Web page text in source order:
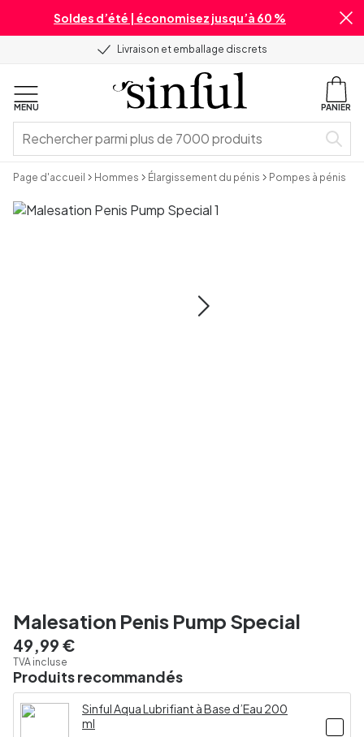
Soldes d’été | économisez jusqu’à 60 %
Livraison et emballage discrets
MENU PANIER
Page d'accueil Hommes Élargissement du pénis Pompes à pénis
Malesation Penis Pump Special
49,99 €
TVA incluse
Produits recommandés
Sinful Aqua Lubrifiant à Base d’Eau 200
ml